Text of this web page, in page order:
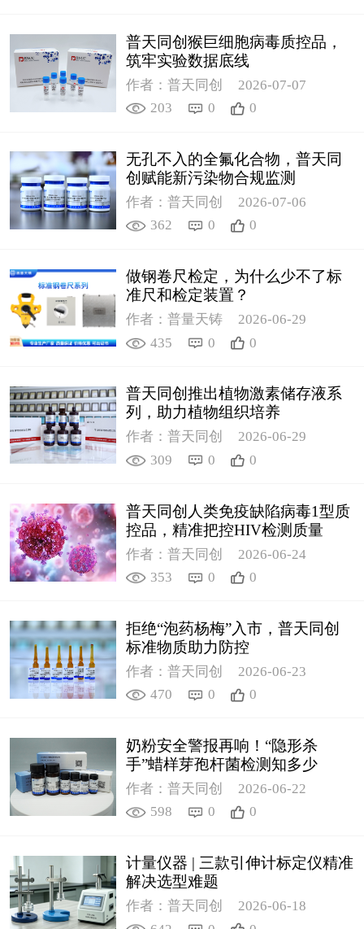
普天同创猴巨细胞病毒质控品，
筑牢实验数据底线
作者：普天同创
2026-07-07
203
0 0
无孔不入的全氟化合物，普天同
创赋能新污染物合规监测
作者：普天同创
2026-07-06
362
0 0
做钢卷尺检定，为什么少不了标
准尺和检定装置？
作者：普量天铸
2026-06-29
435
0 0
普天同创推出植物激素储存液系
列，助力植物组织培养
作者：普天同创
2026-06-29
309
0 0
普天同创人类免疫缺陷病毒1型质
控品，精准把控HIV检测质量
作者：普天同创
2026-06-24
353
0 0
拒绝“泡药杨梅”入市，普天同创
标准物质助力防控
作者：普天同创
2026-06-23
470
0 0
奶粉安全警报再响！“隐形杀
手”蜡样芽孢杆菌检测知多少
作者：普天同创
2026-06-22
598
0 0
计量仪器 | 三款引伸计标定仪精准
解决选型难题
作者：普天同创
2026-06-18